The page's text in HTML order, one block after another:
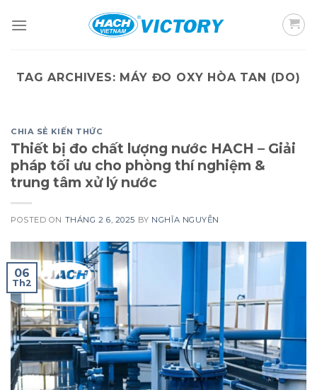
TAG ARCHIVES: MÁY ĐO OXY HÒA TAN (DO)
CHIA SẺ KIẾN THỨC
Thiết bị đo chất lượng nước HACH – Giải
pháp tối ưu cho phòng thí nghiệm &
trung tâm xử lý nước
POSTED ON THÁNG 2 6, 2025 BY NGHĨA NGUYỄN
06
Th2